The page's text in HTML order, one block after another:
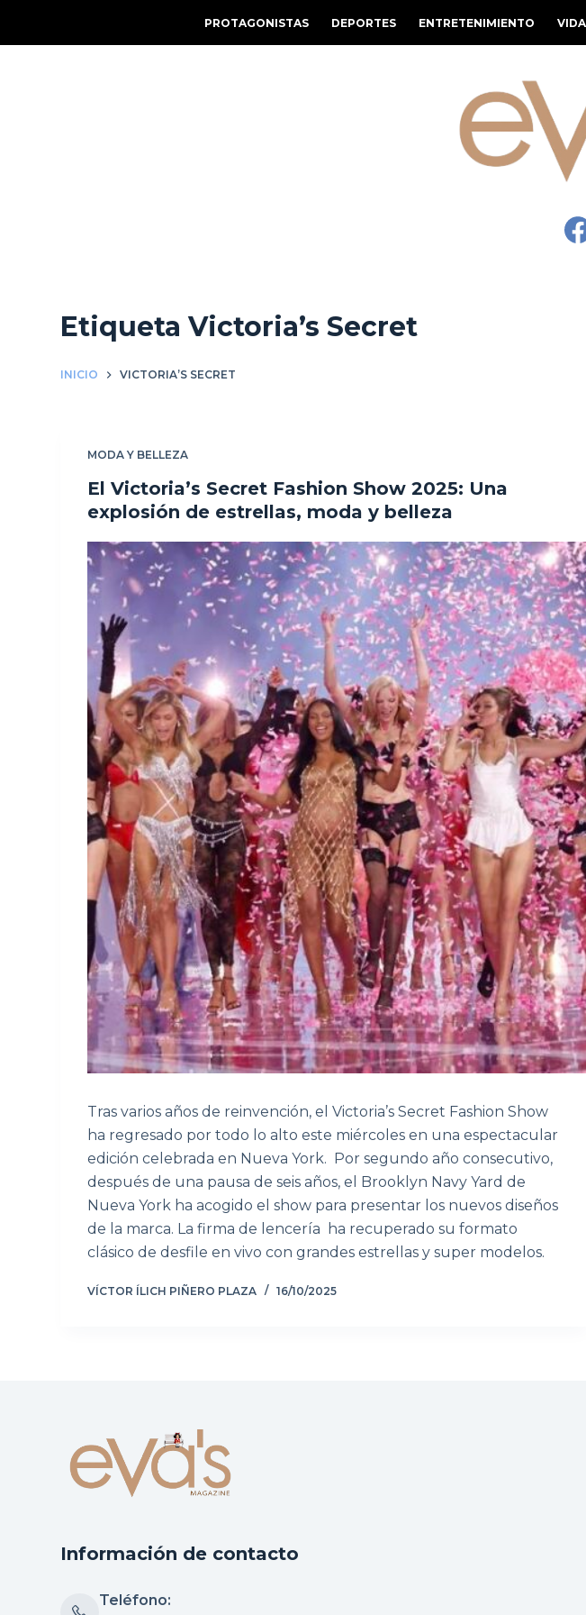
a
PROTAGONISTAS DEPORTES ENTRETENIMIENTO
Etiqueta Victoria’s Secret
INICIO VICTORIA’S SECRET
MODA Y BELLEZA
El Victoria’s Secret Fashion Show 2025: Una
explosión de estrellas, moda y belleza
Tras varios años de reinvención, el Victoria’s Secret Fashion Show
ha regresado por todo lo alto este miércoles en una espectacular
edición celebrada en Nueva York. Por segundo año consecutivo,
después de una pausa de seis años, el Brooklyn Navy Yard de
Nueva York ha acogido el show para presentar los nuevos diseños
de la marca. La firma de lencería ha recuperado su formato
clásico de desfile en vivo con grandes estrellas y super modelos.
VÍCTOR ÍLICH PIÑERO PLAZA 16/10/2025
Información de contacto
Teléfono: